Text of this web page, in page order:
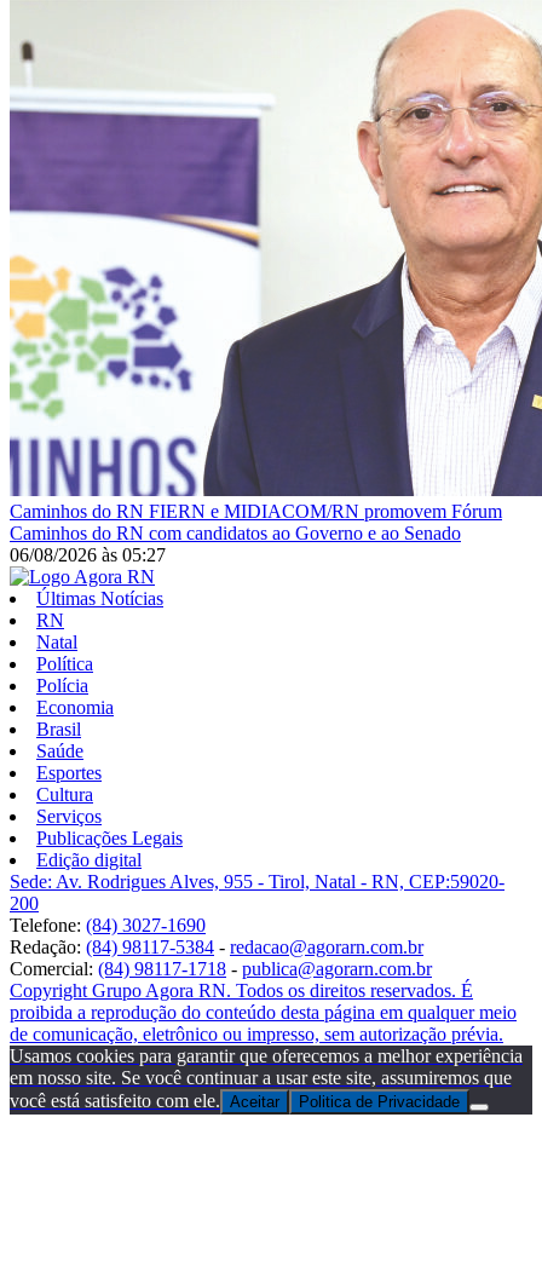
Caminhos do RN FIERN e MIDIACOM/RN promovem Fórum
Caminhos do RN com candidatos ao Governo e ao Senado
06/08/2026 às 05:27
Últimas Notícias
RN
Natal
Política
Polícia
Economia
Brasil
Saúde
Esportes
Cultura
Serviços
Publicações Legais
Edição digital
Sede: Av. Rodrigues Alves, 955 - Tirol, Natal - RN, CEP:59020-
200
Telefone: (84) 3027-1690
Redação: (84) 98117-5384 - redacao@agorarn.com.br
Comercial: (84) 98117-1718 - publica@agorarn.com.br
Copyright Grupo Agora RN. Todos os direitos reservados. É
proibida a reprodução do conteúdo desta página em qualquer meio
de comunicação, eletrônico ou impresso, sem autorização prévia.
Usamos cookies para garantir que oferecemos a melhor experiência
em nosso site. Se você continuar a usar este site, assumiremos que
você está satisfeito com ele. Aceitar Politica de Privacidade